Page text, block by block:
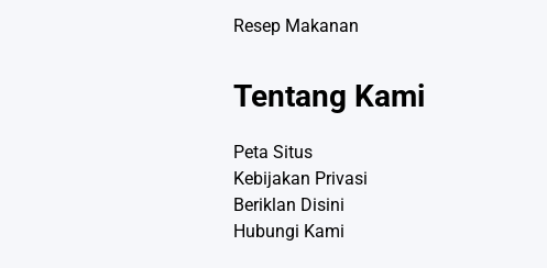
Resep Makanan
Tentang Kami
Peta Situs
Kebijakan Privasi
Beriklan Disini
Hubungi Kami